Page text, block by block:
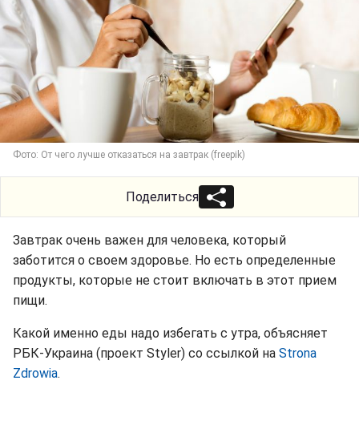
Фото: От чего лучше отказаться на завтрак (freepik)
Поделиться
Завтрак очень важен для человека, который
заботится о своем здоровье. Но есть определенные
продукты, которые не стоит включать в этот прием
пищи.
Какой именно еды надо избегать с утра, объясняет
РБК-Украина (проект Styler) со ссылкой на Strona
Zdrowia.